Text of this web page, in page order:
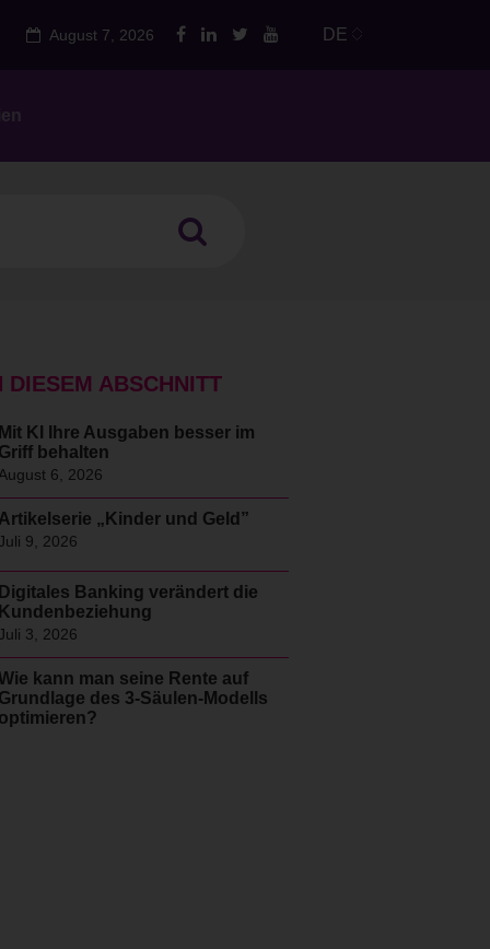
DE
August 7, 2026
DIESEM ABSCHNITT
KI Ihre Ausgaben besser im
behalten
6, 2026
„Kinder und Geld”
9, 2026
Banking verändert die
3, 2026
kann man seine Rente auf
des 3-Säulen-Modells